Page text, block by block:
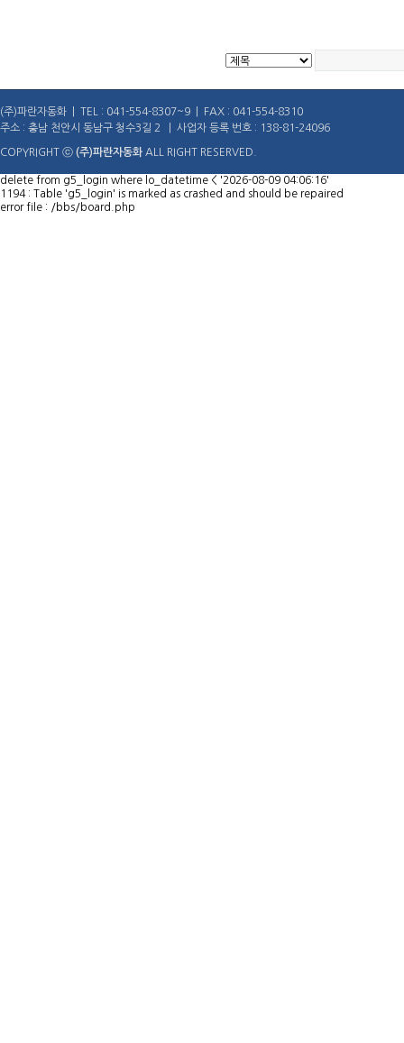
(주)파란자동화 | TEL : 041-554-8307~9 | FAX : 041-554-8310
주소 : 충남 천안시 동남구 청수3길 2 | 사업자 등록 번호 : 138-81-24096
COPYRIGHT ⓒ (주)파란자동화 ALL RIGHT RESERVED.
delete from g5_login where lo_datetime < '2026-08-09 04:06:16'
1194 : Table 'g5_login' is marked as crashed and should be repaired
error file : /bbs/board.php